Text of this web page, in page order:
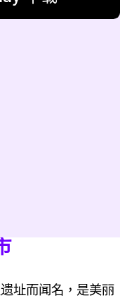
址而闻名，是美丽